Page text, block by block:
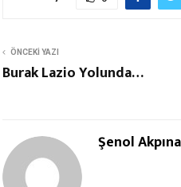
ÖNCEKI YAZI
Burak Lazio Yolunda…
Şenol